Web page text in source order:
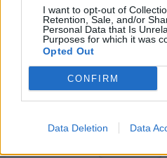
I want to opt-out of
Retention, Sale, and/or
Personal Data that Is
Purposes for which it was
Opted Out
CONFIRM
Data Deletion Data
ΡΟΗ ΕΙΔΗΣΕΩΝ
Χρηματιστήριο: Πτώση
εκατ. ευρώ ο τζίρος
05/08/2026 - 18:27 ΟΙΚΟΝΟΜΙΑ
διασύνδεση Ελλάδας –
05/08/2026 - 18:06 ΕΠΙΧΕΙΡΗΣΕΙΣ